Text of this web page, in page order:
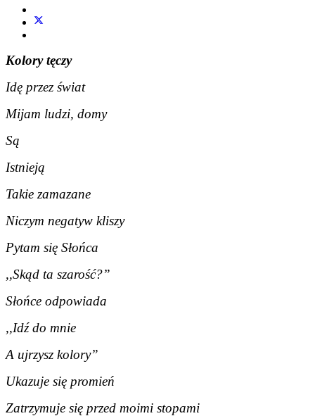
Kolory tęczy
Idę przez świat
Mijam ludzi, domy
Są
Istnieją
Takie zamazane
Niczym negatyw kliszy
Pytam się Słońca
,,Skąd ta szarość?”
Słońce odpowiada
,,Idź do mnie
A ujrzysz kolory”
Ukazuje się promień
Zatrzymuje się przed moimi stopami